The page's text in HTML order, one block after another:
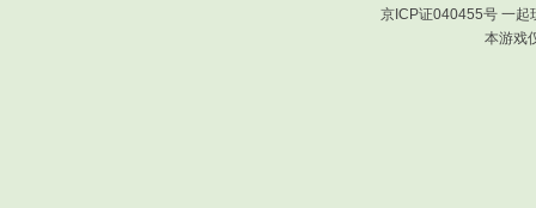
京ICP证040455号 一起
本游戏